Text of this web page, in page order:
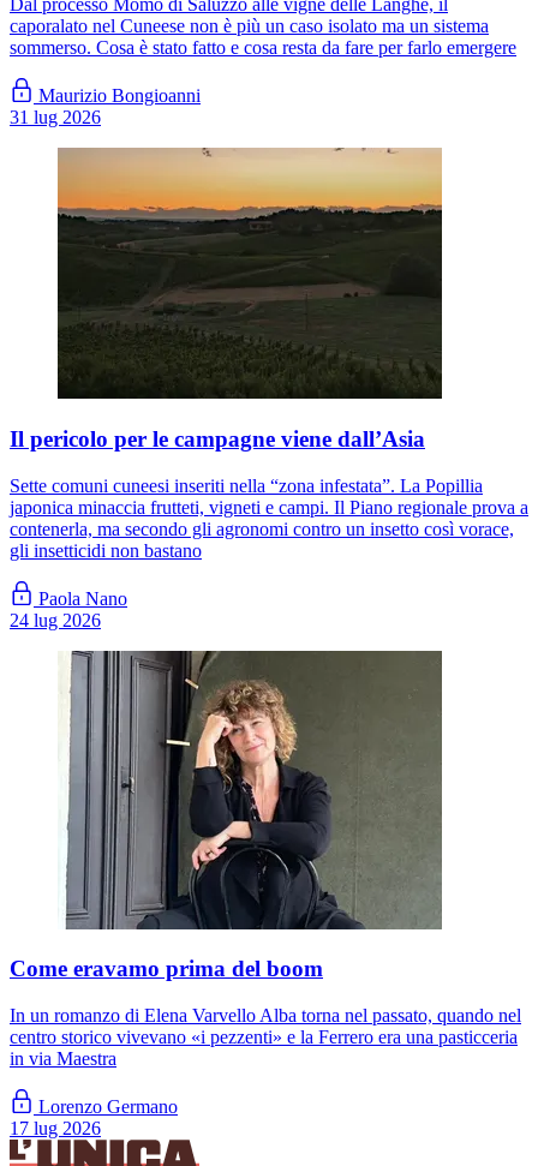
Dal processo Momo di Saluzzo alle vigne delle Langhe, il
caporalato nel Cuneese non è più un caso isolato ma un sistema
sommerso. Cosa è stato fatto e cosa resta da fare per farlo emergere
Maurizio Bongioanni
31 lug 2026
Il pericolo per le campagne viene dall’Asia
Sette comuni cuneesi inseriti nella “zona infestata”. La Popillia
japonica minaccia frutteti, vigneti e campi. Il Piano regionale prova a
contenerla, ma secondo gli agronomi contro un insetto così vorace,
gli insetticidi non bastano
Paola Nano
24 lug 2026
Come eravamo prima del boom
In un romanzo di Elena Varvello Alba torna nel passato, quando nel
centro storico vivevano «i pezzenti» e la Ferrero era una pasticceria
in via Maestra
Lorenzo Germano
17 lug 2026